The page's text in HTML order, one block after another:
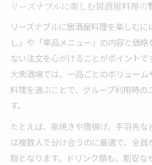
リーズナブルに楽しむ居酒屋料理の
リーズナブルに居酒屋料理を楽しむに
し」や「単品メニュー」の内容と価
ない注文を心がけることがポイントで
大衆酒場では、一品ごとのボリューム
料理を選ぶことで、グループ利用時の
す。
たとえば、串焼きや唐揚げ、手羽先な
は複数人で分け合うのに最適で、全員
肢となります。ドリンク類も、割安な